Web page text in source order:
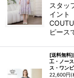
スタッ
イント
ピース
[送料無料
工・ノー
ス・ワン
22,600円(